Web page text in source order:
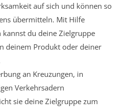
auf sich und können so
übermitteln. Mit Hilfe
kannst du deine Zielgruppe
deinem Produkt oder deiner
an Kreuzungen, in
Verkehrsadern
sie deine Zielgruppe zum